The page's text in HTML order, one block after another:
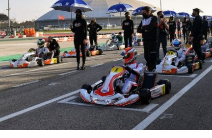
SPORTAS
PATARIMAI
ĮVAIRENYBĖS